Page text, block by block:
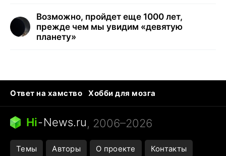
Возможно, пройдет еще 1000 лет,
прежде чем мы увидим «девятую
планету»
Ответ на хамство
Хобби для мозга
Бензин 100 и 95
Тунцы в океанариуме
Следующая пандемия
Hi-News.ru, 2006–2026
Темы Авторы О проекте Контакты